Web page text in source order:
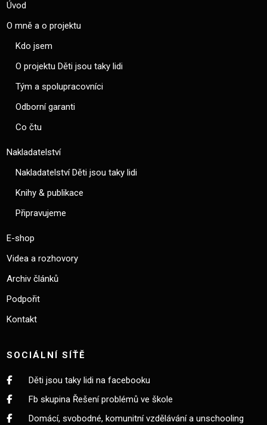
Úvod
O mně a o projektu
Kdo jsem
O projektu Děti jsou taky lidi
Tým a spolupracovníci
Odborní garanti
Co čtu
Nakladatelství
Nakladatelství Děti jsou taky lidi
Knihy & publikace
Připravujeme
E-shop
Videa a rozhovory
Archiv článků
Podpořit
Kontakt
SOCIÁLNÍ SÍŤĚ
Děti jsou taky lidi na facebooku
Fb skupina Řešení problémů ve škole
Domácí, svobodné, komunitní vzdělávání a unschooling